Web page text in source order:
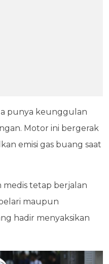
punya keunggulan
Motor ini bergerak
emisi gas buang saat
medis tetap berjalan
maupun
hadir menyaksikan